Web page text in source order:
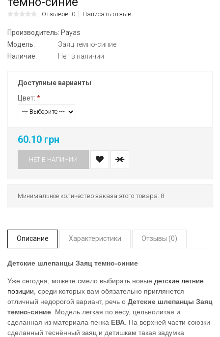
Отзывов: 0 Написать отзыв
Производитель: Payas
Модель:
Заяц темно-синие
Наличие:
Нет в наличии
Доступные варианты
Цвет: *
60.10 грн
НЕТ В НАЛИЧИИ
Минимальное количество заказа этого товара: 8
Описание Характеристики Отзывы (0)
Детские шлепанцы Заяц темно-синие
Уже сегодня, можете смело выбирать новые детские летние
позиции , среди которых вам обязательно приглянется
отличный недорогой вариант, речь о Детские шлепанцы Заяц
темно-синие . Модель легкая по весу, цельнолитая и
сделанная из материала пенка ЕВА . На верхней части союзки
сделанный теснённый заяц и детишкам такая задумка